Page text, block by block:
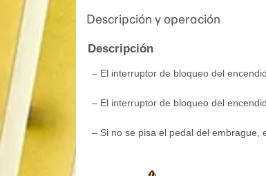
Descripción y operación
Descripción
– El interruptor de bloqueo del
– El interruptor de bloqueo del
– Si no se pisa el pedal del embrague,